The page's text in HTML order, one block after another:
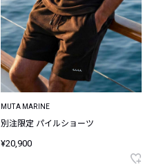
MUTA MARINE
別注限定 パイルショーツ
¥20,900